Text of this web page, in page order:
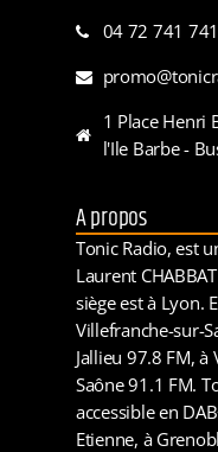
04 72 741 741
1 Place Henri
l'Ile Barbe -
A propos
Tonic Radio, est
Laurent
siège est à Lyon.
Villefranche-sur-
Jallieu 97.8 FM,
Saône 91.1 FM.
accessible en
Etienne, à